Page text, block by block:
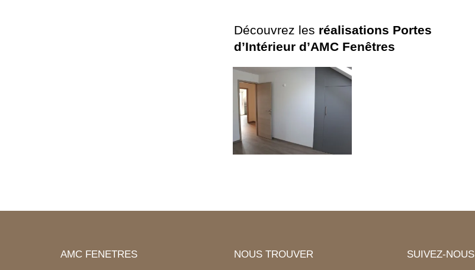
Découvrez les réalisations Portes
d’Intérieur d’AMC Fenêtres
PORTES
D’INTÉRIEUR
AMC FENETRES NOUS TROUVER SUIVEZ-NOUS